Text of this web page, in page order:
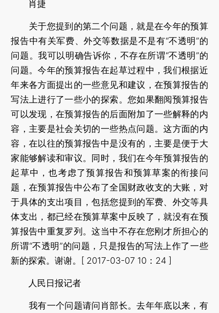
肖捷
关于您提到的第二个问题，就是在今年的预算
报告中有关军费、外交等数据是不是有“不透明”的
问题。我可以明确告诉你，不存在所谓“不透明”的
问题。今年的预算报告在起草过程中，我们根据近
年来各方面提出的一些意见和建议，在预算报告的
写法上进行了一些小的探索。您如果翻阅预算报告
可以发现，在预算报告的后面附加了一些解释的内
容，主要是社会关切的一些热点问题。这方面的内
容，在以往的预算报告中是没有的，主要是便于大
家能够解读和审议。同时，我们在今年预算报告的
起草中，也考虑了预算报告和预算草案的衔接问
题，在预算报告中公布了全国财政收支的大账，对
于具体的支出项目，包括您提到的军费、外交等具
体支出，都已经在预算草案中反映了，就没有在预
算报告中重复罗列。这当中不存在您刚才所担心的
所谓“不透明”的问题，只是报告的写法上作了一些
新的探索。谢谢。[ 2017-03-07 10：24 ]
人民日报记者
我有一个问题请问肖部长。去年年底以来，有